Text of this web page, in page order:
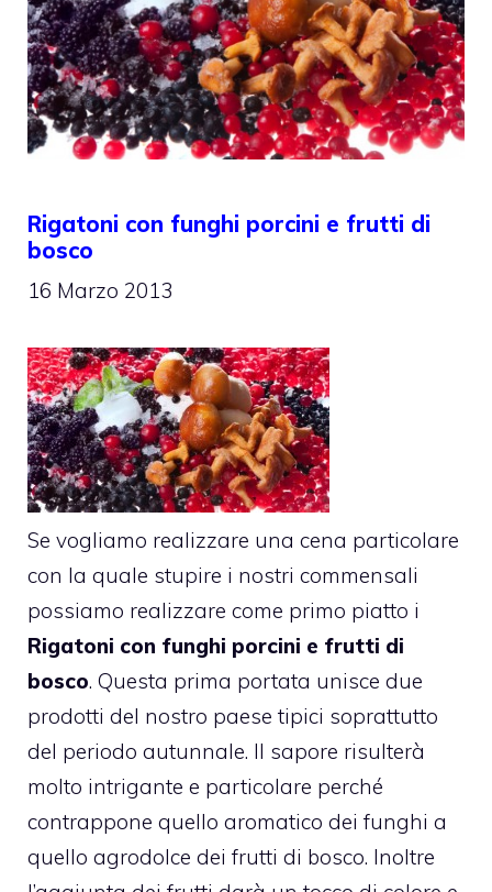
Rigatoni con funghi porcini e frutti di
bosco
16 Marzo 2013
Se vogliamo realizzare una cena particolare
con la quale stupire i nostri commensali
possiamo realizzare come primo piatto i
Rigatoni con funghi porcini e frutti di
bosco. Questa prima portata unisce due
prodotti del nostro paese tipici soprattutto
del periodo autunnale. Il sapore risulterà
molto intrigante e particolare perché
contrappone quello aromatico dei funghi a
quello agrodolce dei frutti di bosco. Inoltre